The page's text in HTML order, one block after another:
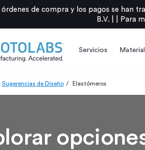
órdenes de compra y los pagos se han
B.V. |
Para
Servicios
Sugerencias de Diseño Elastómeros